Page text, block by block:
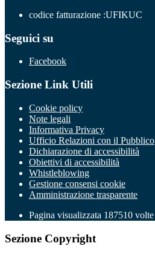
codice fatturazione :UFIKUC
Seguici su
Facebook
Sezione Link Utili
Cookie policy
Note legali
Informativa Privacy
Ufficio Relazioni con il Pubblico
Dichiarazione di accessibilità
Obiettivi di accessibilità
Whistleblowing
Gestione consensi cookie
Amministrazione trasparente
Pagina visualizzata 187510 volte
Sezione Copyright